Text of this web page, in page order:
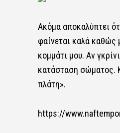
Ακόμα αποκαλύπτει
φαίνεται καλά καθώς
κομμάτι μου. Αν
κατάσταση σώματος.
πλάτη».
https://